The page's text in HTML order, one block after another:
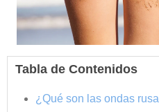
Tabla de Contenidos
¿Qué son las ondas